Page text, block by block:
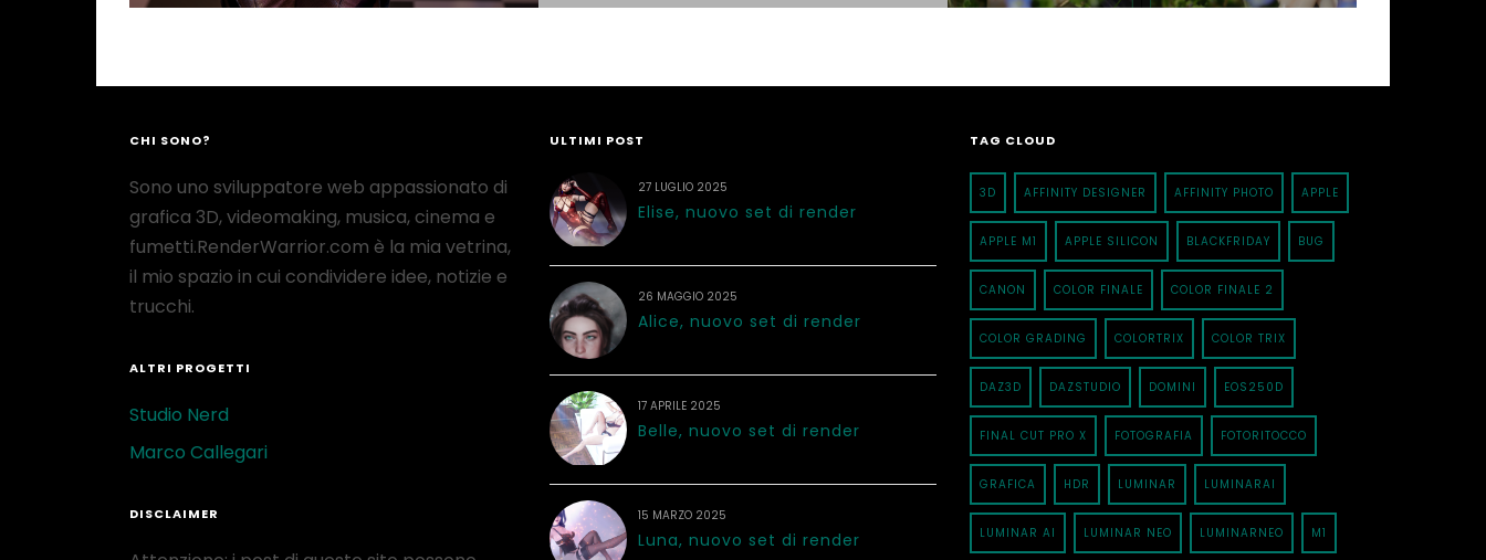
CHI SONO?
Sono uno sviluppatore web appassionato di
grafica 3D, videomaking, musica, cinema e
fumetti.RenderWarrior.com è la mia vetrina,
il mio spazio in cui condividere idee, notizie e
trucchi.
ALTRI PROGETTI
Studio Nerd
Marco Callegari
DISCLAIMER
ULTIMI POST
27 LUGLIO 2025
Elise, nuovo set di render
26 MAGGIO 2025
Alice, nuovo set di render
17 APRILE 2025
Belle, nuovo set di render
15 MARZO 2025
Luna, nuovo set di render
TAG CLOUD
3D AFFINITY DESIGNER AFFINITY PHOTO APPLE
APPLE M1 APPLE SILICON BLACKFRIDAY BUG
CANON COLOR FINALE COLOR FINALE 2
COLOR GRADING COLORTRIX COLOR TRIX
DAZ3D DAZSTUDIO DOMINI EOS250D
FINAL CUT PRO X FOTOGRAFIA FOTORITOCCO
GRAFICA HDR LUMINAR LUMINARAI
LUMINAR AI LUMINAR NEO LUMINARNEO M1